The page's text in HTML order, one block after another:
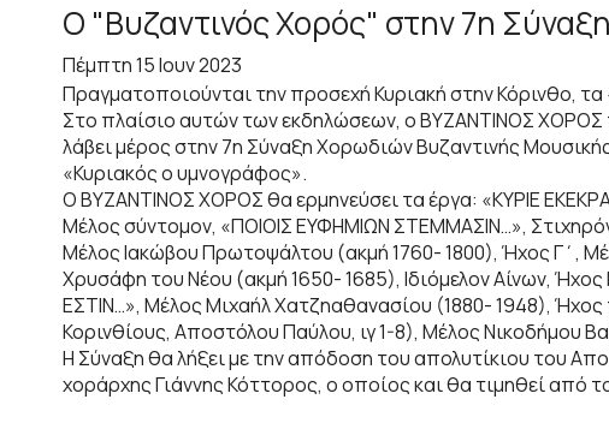
Ο "Βυζαντινός Χορός" στην 7η
Πέμπτη 15 Ιουν 2023
Πραγματοποιούνται την προσεχή Κυριακή στην Κόρινθο,
Στο πλαίσιο αυτών των εκδηλώσεων, ο ΒΥΖΑΝΤΙΝΟΣ
λάβει μέρος στην 7η Σύναξη Χορωδιών Βυζαντινής
«Κυριακός ο υμνογράφος».
Ο ΒΥΖΑΝΤΙΝΟΣ ΧΟΡΟΣ θα ερμηνεύσει τα έργα: «ΚΥΡΙΕ
Μέλος σύντομον, «ΠΟΙΟΙΣ ΕΥΦΗΜΙΩΝ ΣΤΕΜΜΑΣΙΝ…»,
Μέλος Ιακώβου Πρωτοψάλτου (ακμή 1760- 1800), Ήχος Γ΄,
Χρυσάφη του Νέου (ακμή 1650- 1685), Ιδιόμελον Αίνων,
ΕΣΤΙΝ…», Μέλος Μιχαήλ Χατζηαθανασίου (1880- 1948),
Κορινθίους, Αποστόλου Παύλου, ιγ 1-8), Μέλος Νικοδήμου
Η Σύναξη θα λήξει με την απόδοση του απολυτίκιου του
χοράρχης Γιάννης Κόττορος, ο οποίος και θα τιμηθεί από